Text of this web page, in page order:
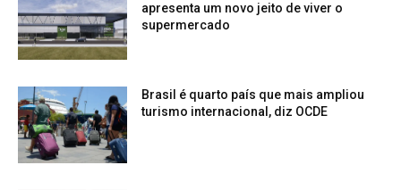
apresenta um novo jeito de viver o
supermercado
Brasil é quarto país que mais ampliou
turismo internacional, diz OCDE